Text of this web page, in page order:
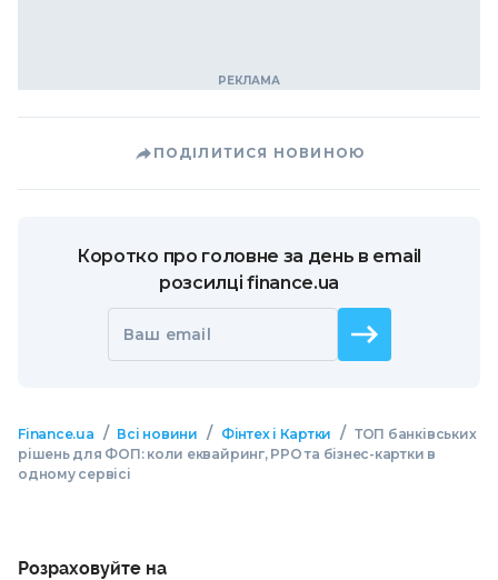
ПОДІЛИТИСЯ НОВИНОЮ
Коротко про головне за день в email
розсилці finance.ua
Ваш email
Finance.ua / Всі новини / Фінтех і Картки / ТОП банківських
рішень для ФОП: коли еквайринг, РРО та бізнес-картки в
одному сервісі
Розраховуйте на